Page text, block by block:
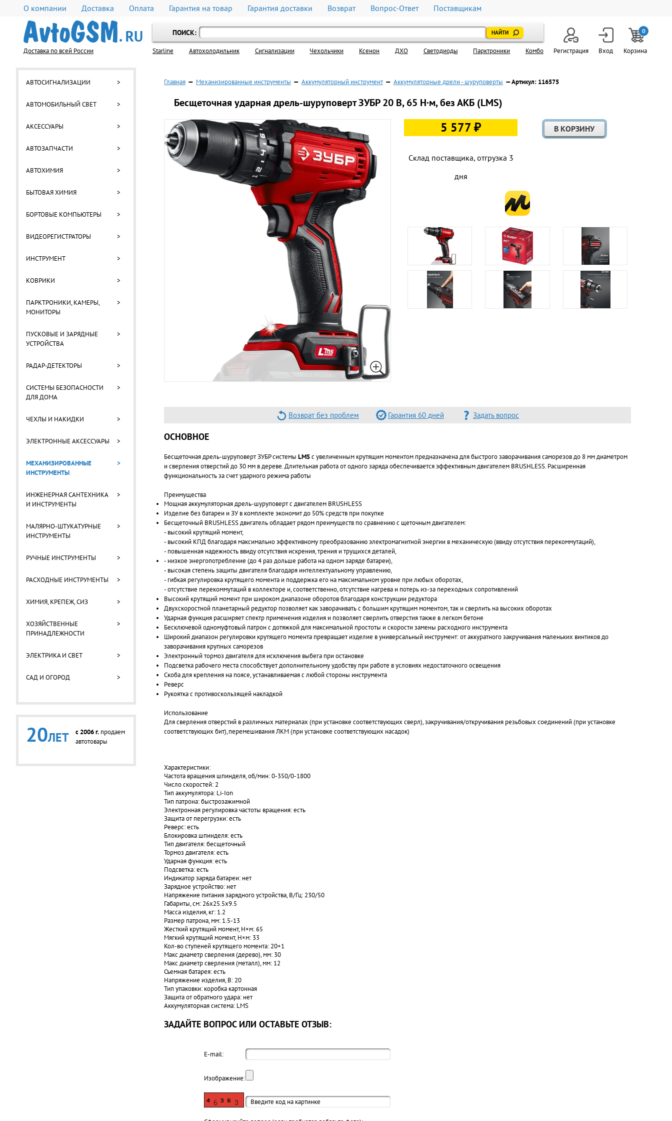
О компании Доставка Оплата Гарантия на товар Гарантия доставки Возврат Вопрос-Ответ Поставщикам
Доставка по всей России
ПОИСК:
Starline Автохолодильник Cигнализации Чехольчики Ксенон ДХО Светодиоды Парктроники Комбо Регистрация Вход
0
Корзина
АВТОСИГНАЛИЗАЦИИ >
АВТОМОБИЛЬНЫЙ СВЕТ >
АКСЕССУАРЫ >
АВТОЗАПЧАСТИ >
АВТОХИМИЯ >
БЫТОВАЯ ХИМИЯ >
БОРТОВЫЕ КОМПЬЮТЕРЫ >
ВИДЕОРЕГИСТРАТОРЫ >
ИНСТРУМЕНТ >
КОВРИКИ >
ПАРКТРОНИКИ, КАМЕРЫ,
МОНИТОРЫ
>
ПУСКОВЫЕ И ЗАРЯДНЫЕ
УСТРОЙСТВА
>
РАДАР-ДЕТЕКТОРЫ >
СИСТЕМЫ БЕЗОПАСНОСТИ
ДЛЯ ДОМА
>
ЧЕХЛЫ И НАКИДКИ >
ЭЛЕКТРОННЫЕ АКСЕССУАРЫ >
МЕХАНИЗИРОВАННЫЕ
ИНСТРУМЕНТЫ
>
ИНЖЕНЕРНАЯ САНТЕХНИКА
И ИНСТРУМЕНТЫ
>
МАЛЯРНО-ШТУКАТУРНЫЕ
ИНСТРУМЕНТЫ
>
РУЧНЫЕ ИНСТРУМЕНТЫ >
РАСХОДНЫЕ ИНСТРУМЕНТЫ >
ХИМИЯ, КРЕПЕЖ, СИЗ >
ХОЗЯЙСТВЕННЫЕ
ПРИНАДЛЕЖНОСТИ
>
ЭЛЕКТРИКА И СВЕТ >
САД И ОГОРОД >
20ЛЕТ c 2006 г. продаем
автотовары
Главная — Механизированные инструменты — Аккумуляторный инструмент — Аккумуляторные дрели - шуруповерты — Артикул: 116575
Бесщеточная ударная дрель-шуруповерт ЗУБР 20 В, 65 Н·м, без АКБ (LMS)
5 577 ₽
Склад поставщика, отгрузка 3
дня
Возврат без проблем Гарантия 60 дней Задать вопрос
ОСНОВНОЕ
Бесщеточная дрель-шуруповерт ЗУБР системы LMSс увеличенным крутящим моментом предназначена для быстрого заворачивания саморезов до 8 мм диаметром
и сверления отверстий до 30 мм в дереве. Длительная работа от одного заряда обеспечивается эффективным двигателем BRUSHLESS. Расширенная
функциональность за счет ударного режима работы
Преимущества
Мощная аккумуляторная дрель-шуруповерт с двигателем BRUSHLESS
Изделие без батареи и ЗУ в комплекте экономит до 50% средств при покупке
Бесщеточный BRUSHLESS двигатель обладает рядом преимуществ по сравнению с щеточным двигателем:
- высокий крутящий момент,
- высокий КПД благодаря максимально эффективному преобразованию электромагнитной энергии в механическую (ввиду отсутствия перекоммутаций),
- повышенная надежность ввиду отсутствия искрения, трения и трущихся деталей,
- низкое энергопотребление (до 4 раз дольше работа на одном заряде батареи),
- высокая степень защиты двигателя благодаря интеллектуальному управлению,
- гибкая регулировка крутящего момента и поддержка его на максимальном уровне при любых оборотах,
- отсутствие перекоммутаций в коллекторе и, соответственно, отсутствие нагрева и потерь из-за переходных сопротивлений
Высокий крутящий момент при широком диапазоне оборотов благодаря конструкции редуктора
Двухскоростной планетарный редуктор позволяет как заворачивать с большим крутящим моментом, так и сверлить на высоких оборотах
Ударная функция расширяет спектр применения изделия и позволяет сверлить отверстия также в легком бетоне
Бесключевой одномуфтовый патрон с дотяжкой для максимальной простоты и скорости замены расходного инструмента
Широкий диапазон регулировки крутящего момента превращает изделие в универсальный инструмент: от аккуратного закручивания маленьких винтиков до
заворачивания крупных саморезов
Электронный тормоз двигателя для исключения выбега при остановке
Подсветка рабочего места способствует дополнительному удобству при работе в условиях недостаточного освещения
Скоба для крепления на поясе, устанавливаемая с любой стороны инструмента
Реверс
Рукоятка с противоскользящей накладкой
Использование
Для сверления отверстий в различных материалах (при установке соответствующих сверл), закручивания/откручивания резьбовых соединений (при установке
соответствующих бит),перемешивания ЛКМ (при установке соответствующих насадок)
Характеристики:
Частота вращения шпинделя, об/мин: 0-350/0-1800
Число скоростей: 2
Тип аккумулятора: Li-Ion
Тип патрона: быстрозажимной
Электронная регулировка частоты вращения: есть
Защита от перегрузки: есть
Реверс: есть
Блокировка шпинделя: есть
Тип двигателя: бесщеточный
Тормоз двигателя: есть
Ударная функция: есть
Подсветка: есть
Индикатор заряда батареи: нет
Зарядное устройство: нет
Напряжение питания зарядного устройства, В/Гц: 230/50
Габариты, см: 26x25.5x9.5
Масса изделия, кг: 1.2
Размер патрона, мм: 1.5-13
Жесткий крутящий момент, Н×м: 65
Мягкий крутящий момент, Н×м: 33
Кол-во ступеней крутящего момента: 20+1
Макс диаметр сверления (дерево), мм: 30
Макс диаметр сверления (металл), мм: 12
Съемная батарея: есть
Напряжение изделия, В: 20
Тип упаковки: коробка картонная
Защита от обратного удара: нет
Аккумуляторная система: LMS
ЗАДАЙТЕ ВОПРОС ИЛИ ОСТАВЬТЕ ОТЗЫВ:
E-mail:
Изображение: